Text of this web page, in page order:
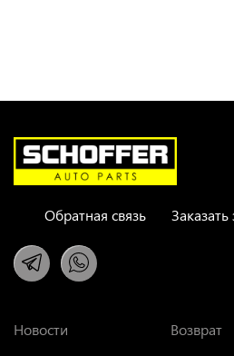
Обратная связь
Новости
Возврат